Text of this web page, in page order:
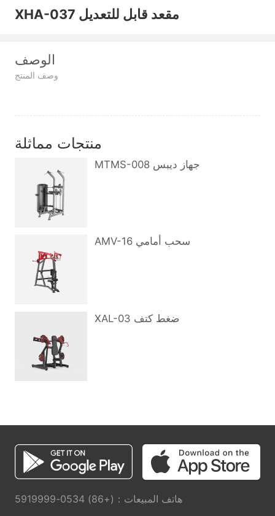
XHA-037 مقعد قابل للتعديل
الوصف
وصف المنتج
منتجات مماثلة
MTMS-008 جهاز ديبس
AMV-16 سحب أمامي
XAL-03 ضغط كتف
هاتف المبيعات：(+86) 0534-5919999